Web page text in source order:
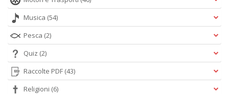
Musica (54)
Pesca (2)
Quiz (2)
Raccolte PDF (43)
Religioni (6)